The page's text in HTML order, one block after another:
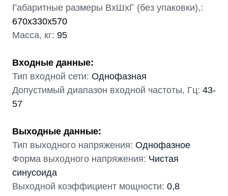
Габаритные размеры ВхШхГ (без упаковки),:
670x330x570
Масса, кг: 95
Входные данные:
Тип входной сети: Однофазная
Допустимый диапазон входной частоты, Гц: 43-
57
Выходные данные:
Тип выходного напряжения: Однофазное
Форма выходного напряжения: Чистая
синусоида
Выходной коэффициент мощности: 0,8